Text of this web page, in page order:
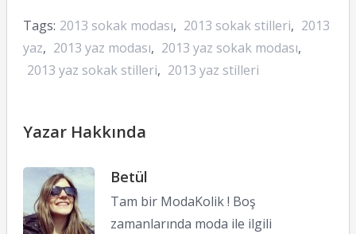
Tags: 2013 sokak modası, 2013 sokak stilleri, 2013
yaz, 2013 yaz modası, 2013 yaz sokak modası,
2013 yaz sokak stilleri, 2013 yaz stilleri
Yazar Hakkında
Betül
Tam bir ModaKolik ! Boş
zamanlarında moda ile ilgili